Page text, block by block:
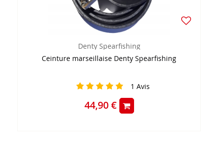
Denty Spearfishing
Ceinture marseillaise Denty Spearfishing
1 Avis
44,90 €